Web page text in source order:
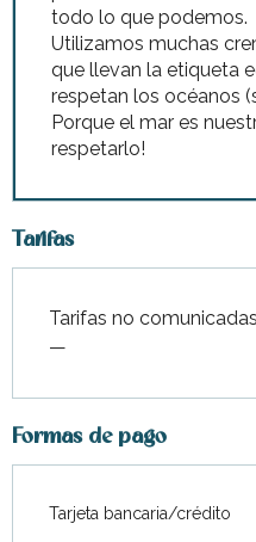
todo lo que podemos.
Utilizamos muchas
que llevan la etiqueta
respetan los océanos
Porque el mar es
respetarlo!
Tarifas
Tarifas no
—
Formas de pago
Tarjeta bancaria/crédito